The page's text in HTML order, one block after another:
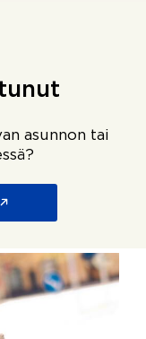
asunnon tai